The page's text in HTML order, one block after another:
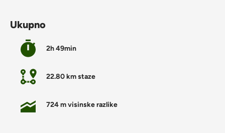
Ukupno
2h 49min
22.80 km staze
724 m visinske razlike